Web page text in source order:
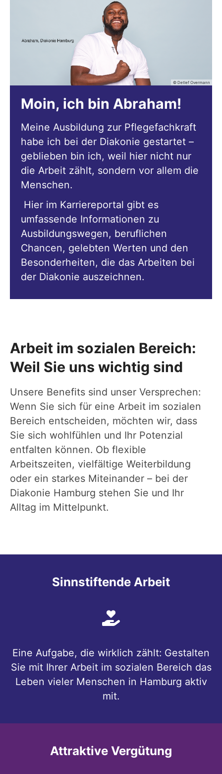
© Detlef Overmann
Moin, ich bin Abraham!
Meine Ausbildung zur Pflegefachkraft
habe ich bei der Diakonie gestartet –
geblieben bin ich, weil hier nicht nur
die Arbeit zählt, sondern vor allem die
Menschen.
Hier im Karriereportal gibt es
umfassende Informationen zu
Ausbildungswegen, beruflichen
Chancen, gelebten Werten und den
Besonderheiten, die das Arbeiten bei
der Diakonie auszeichnen.
Arbeit im sozialen Bereich:
Weil Sie uns wichtig sind
Unsere Benefits sind unser Versprechen:
Wenn Sie sich für eine Arbeit im sozialen
Bereich entscheiden, möchten wir, dass
Sie sich wohlfühlen und Ihr Potenzial
entfalten können. Ob flexible
Arbeitszeiten, vielfältige Weiterbildung
oder ein starkes Miteinander – bei der
Diakonie Hamburg stehen Sie und Ihr
Alltag im Mittelpunkt.
Sinnstiftende Arbeit
Eine Aufgabe, die wirklich zählt: Gestalten
Sie mit Ihrer Arbeit im sozialen Bereich das
Leben vieler Menschen in Hamburg aktiv
mit.
Attraktive Vergütung